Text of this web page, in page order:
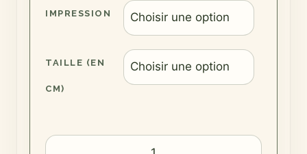
IMPRESSION
TAILLE (EN
CM)
quantité